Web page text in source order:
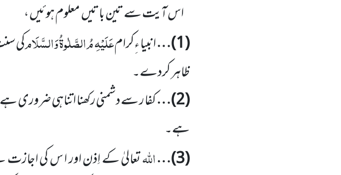
اس آیت سے تین باتیںمعلوم ہوئیں ،
(
1
)…انبیا ءِکرامعَلَیْہِ مُ الصَّلٰوۃُ وَالسَّلَامکی
ظاہر کردے۔
(
2
)…کفا ر سے دشمنی رکھنا اتناہی ضروری
ہے۔
(
3
)…اللّٰہتعالیٰ کے اِذن اور ا س کی اجازت